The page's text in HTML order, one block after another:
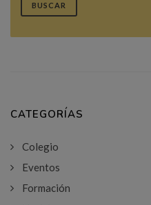
BUSCAR
CATEGORÍAS
Colegio
Eventos
Formación